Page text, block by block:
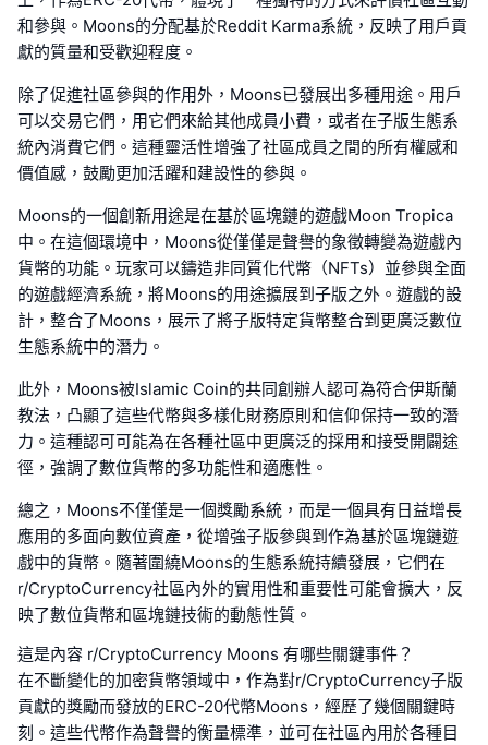
和參與。Moons的分配基於Reddit Karma系統，反映了用戶貢
獻的質量和受歡迎程度。
除了促進社區參與的作用外，Moons已發展出多種用途。用戶
可以交易它們，用它們來給其他成員小費，或者在子版生態系
統內消費它們。這種靈活性增強了社區成員之間的所有權感和
價值感，鼓勵更加活躍和建設性的參與。
Moons的一個創新用途是在基於區塊鏈的遊戲Moon Tropica
中。在這個環境中，Moons從僅僅是聲譽的象徵轉變為遊戲內
貨幣的功能。玩家可以鑄造非同質化代幣（NFTs）並參與全面
的遊戲經濟系統，將Moons的用途擴展到子版之外。遊戲的設
計，整合了Moons，展示了將子版特定貨幣整合到更廣泛數位
生態系統中的潛力。
此外，Moons被Islamic Coin的共同創辦人認可為符合伊斯蘭
教法，凸顯了這些代幣與多樣化財務原則和信仰保持一致的潛
力。這種認可可能為在各種社區中更廣泛的採用和接受開闢途
徑，強調了數位貨幣的多功能性和適應性。
總之，Moons不僅僅是一個獎勵系統，而是一個具有日益增長
應用的多面向數位資產，從增強子版參與到作為基於區塊鏈遊
戲中的貨幣。隨著圍繞Moons的生態系統持續發展，它們在
r/CryptoCurrency社區內外的實用性和重要性可能會擴大，反
映了數位貨幣和區塊鏈技術的動態性質。
這是內容 r/CryptoCurrency Moons 有哪些關鍵事件？
在不斷變化的加密貨幣領域中，作為對r/CryptoCurrency子版
貢獻的獎勵而發放的ERC-20代幣Moons，經歷了幾個關鍵時
刻。這些代幣作為聲譽的衡量標準，並可在社區內用於各種目